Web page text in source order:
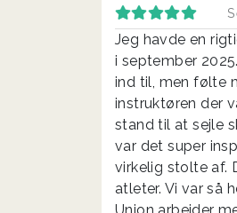
Jeg havde en
i september
ind til, men følte
instruktøren der
stand til at sejle
var det super
virkelig stolte af.
atleter. Vi var så